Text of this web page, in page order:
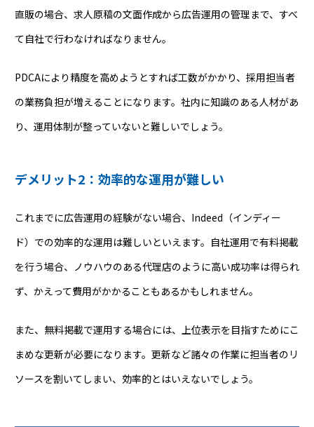
直販の場合、求人原稿の文面作成から広告運用の管理まで、すべ
て自社で行わなければなりません。
PDCAにより精度を高めようとすれば工数がかかり、採用担当者
の業務負担が増えることになります。社内に知識のある人材があ
り、運用体制が整っていないと難しいでしょう。
デメリット2：効率的な運用が難しい
これまでに広告運用の経験がない場合、Indeed（インディー
ド）での効率的な運用は難しいといえます。自社運用で有料掲載
を行う場合、ノウハウのある代理店のように高い成功率は得られ
ず、かえって費用がかかることもあるかもしれません。
また、無料掲載で運用する場合には、上位表示を目指すためにこ
まめな更新が必要になります。更新など諸々の作業に担当者のリ
ソースを割いてしまい、効率的とはいえないでしょう。